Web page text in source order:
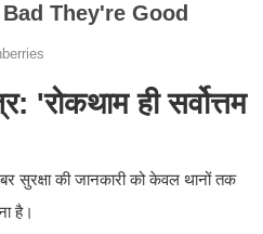
'रोकथाम ही सर्वोत्तम
सुरक्षा की जानकारी को केवल थानों तक
है।